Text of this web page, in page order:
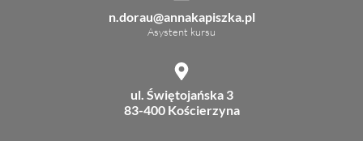
n.dorau@annakapiszka.pl
Asystent kursu
ul. Świętojańska 3
83-400 Kościerzyna